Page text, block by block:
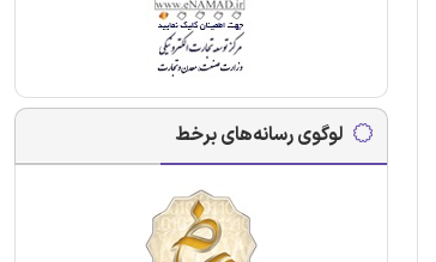
لوگوی رسانه‌های برخط